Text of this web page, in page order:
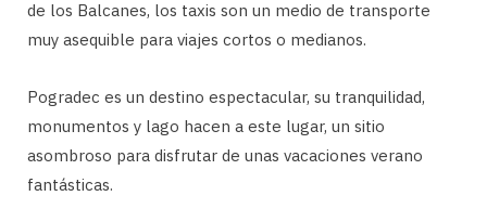
de los Balcanes, los taxis son un medio de transporte
muy asequible para viajes cortos o medianos.
Pogradec es un destino espectacular, su tranquilidad,
monumentos y lago hacen a este lugar, un sitio
asombroso para disfrutar de unas vacaciones verano
fantásticas.